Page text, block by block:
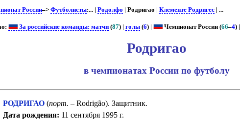
России–>Футболисты:... |Родолфо | Родригао |Клементе Родригес | ...
За российские команды: матчи (87) |голы (6) | Чемпионат России (66–4) |
Родригао
в чемпионатах России по футболу
РОДРИГАО (порт. – Rodrigão). Защитник.
Дата рождения: 11 сентября 1995 г.